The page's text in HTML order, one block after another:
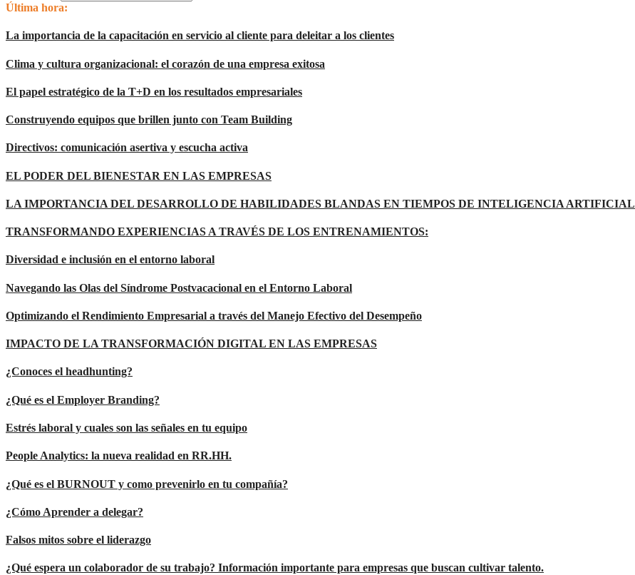
Última hora:
La importancia de la capacitación en servicio al cliente para deleitar a los clientes
Clima y cultura organizacional: el corazón de una empresa exitosa
El papel estratégico de la T+D en los resultados empresariales
Construyendo equipos que brillen junto con Team Building
Directivos: comunicación asertiva y escucha activa
EL PODER DEL BIENESTAR EN LAS EMPRESAS
LA IMPORTANCIA DEL DESARROLLO DE HABILIDADES BLANDAS EN TIEMPOS DE INTELIGENCIA ARTIFICIAL
TRANSFORMANDO EXPERIENCIAS A TRAVÉS DE LOS ENTRENAMIENTOS:
Diversidad e inclusión en el entorno laboral
Navegando las Olas del Síndrome Postvacacional en el Entorno Laboral
Optimizando el Rendimiento Empresarial a través del Manejo Efectivo del Desempeño
IMPACTO DE LA TRANSFORMACIÓN DIGITAL EN LAS EMPRESAS
¿Conoces el headhunting?
¿Qué es el Employer Branding?
Estrés laboral y cuales son las señales en tu equipo
People Analytics: la nueva realidad en RR.HH.
¿Qué es el BURNOUT y como prevenirlo en tu compañía?
¿Cómo Aprender a delegar?
Falsos mitos sobre el liderazgo
¿Qué espera un colaborador de su trabajo? Información importante para empresas que buscan cultivar talento.